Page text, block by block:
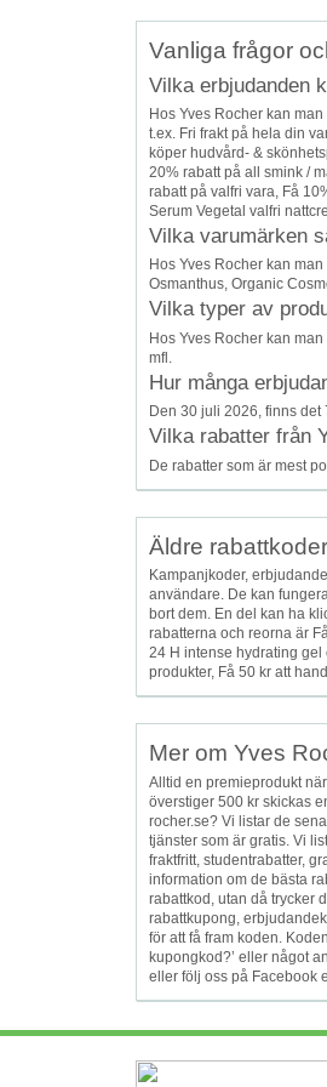
Vanliga frågor
Vilka erbjudanden
Hos Yves Rocher kan
t.ex. Fri frakt på hela din
köper hudvård- &
20% rabatt på all smink /
rabatt på valfri vara, Få
Serum Vegetal valfri
Vilka varumärken
Hos Yves Rocher kan
Osmanthus, Organic
Vilka typer av
Hos Yves Rocher kan
mfl.
Hur många
Den 30 juli 2026, finns
Vilka rabatter från
De rabatter som är mest
Äldre
Kampanjkoder,
användare. De kan
bort dem. En del kan ha
rabatterna och reorna är
24 H intense hydrating gel
produkter, Få 50 kr att
Mer om Yves
Alltid en premieprodukt
överstiger 500 kr skickas
rocher.se? Vi listar de
tjänster som är gratis. Vi
fraktfritt, studentrabatter,
information om de bästa
rabattkod, utan då trycker
rabattkupong,
för att få fram koden.
kupongkod?’ eller något
eller följ oss på Facebook